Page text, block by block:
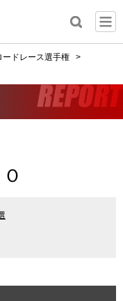
ードレース選手権
>